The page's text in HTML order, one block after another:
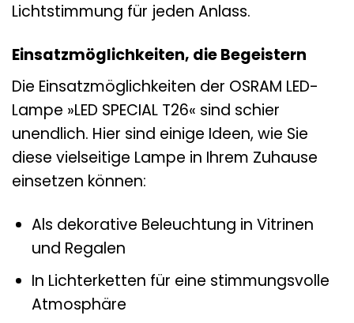
Lichtstimmung für jeden Anlass.
Einsatzmöglichkeiten, die Begeistern
Die Einsatzmöglichkeiten der OSRAM LED-
Lampe »LED SPECIAL T26« sind schier
unendlich. Hier sind einige Ideen, wie Sie
diese vielseitige Lampe in Ihrem Zuhause
einsetzen können:
Als dekorative Beleuchtung in Vitrinen
und Regalen
In Lichterketten für eine stimmungsvolle
Atmosphäre